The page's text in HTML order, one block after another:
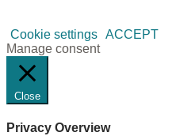
Cookie settings ACCEPT
Manage consent
Close
Privacy Overview